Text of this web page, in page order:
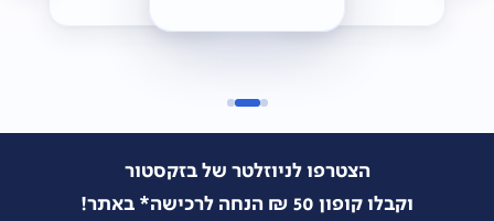
הצטרפו לניוזלטר של בזקסטור
וקבלו קופון 50 ₪ הנחה לרכישה* באתר!